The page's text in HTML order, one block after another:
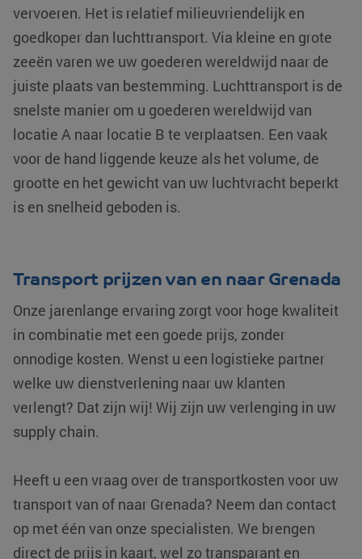
vervoeren. Het is relatief milieuvriendelijk en
goedkoper dan luchttransport. Via kleine en grote
zeeën varen we uw goederen wereldwijd naar de
juiste plaats van bestemming. Luchttransport is de
snelste manier om u goederen wereldwijd van
locatie A naar locatie B te verplaatsen. Een vaak
voor de hand liggende keuze als het volume, de
grootte en het gewicht van uw luchtvracht beperkt
is en snelheid geboden is.
Transport prijzen van en naar Grenada
Onze jarenlange ervaring zorgt voor hoge kwaliteit
in combinatie met een goede prijs, zonder
onnodige kosten. Wenst u een logistieke partner
welke uw dienstverlening naar uw klanten
verlengt? Dat zijn wij! Wij zijn uw verlenging in uw
supply chain.
Heeft u een vraag over de transportkosten voor uw
transport van of naar Grenada? Neem dan contact
op met één van onze specialisten. We brengen
direct de prijs in kaart, wel zo transparant en